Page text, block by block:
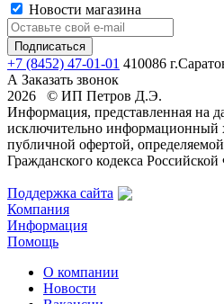
Новости магазина
+7 (8452) 47-01-01 410086
А Заказать звонок
2026 © ИП Петров Д.Э.
Информация, представленная на
исключительно информационный
публичной офертой,
Гражданского кодекса
Поддержка сайта
Компания
Информация
Помощь
О компании
Новости